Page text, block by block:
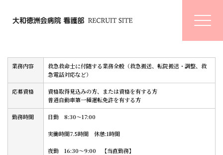
救命救急士
業務内容
救急救命士に付随する業務全般（救急搬送、転院搬送・調整、救
急電話対応など）
応募資格
資格取得見込みの方、または資格を有する方
普通自動車第一種運転免許を有する方
勤務時間 日勤 8:30～17:00
実働時間7.5時間 休憩:1時間
夜勤 16:30～9:00 【当直勤務】